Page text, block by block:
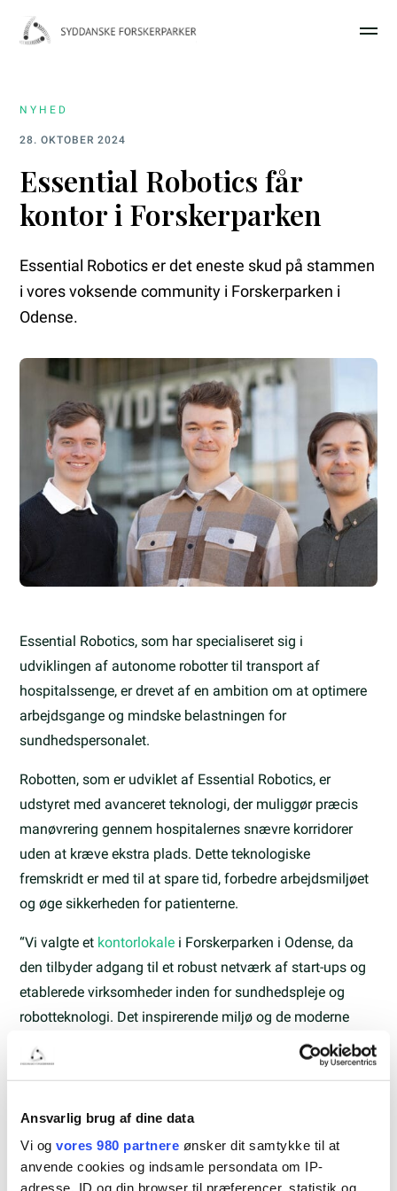
Ansvarlig brug af dine data
Vi og vores 980 partnere ønsker dit samtykke til at
anvende cookies og indsamle persondata om IP-
adresse, ID og din browser til præferencer, statistik og
NYHED
28. OKTOBER 2024
Essential Robotics får
kontor i Forskerparken
Essential Robotics er det eneste skud på stammen
i vores voksende community i Forskerparken i
Odense.
Essential Robotics, som har specialiseret sig i
udviklingen af autonome robotter til transport af
hospitalssenge, er drevet af en ambition om at optimere
arbejdsgange og mindske belastningen for
sundhedspersonalet.
Robotten, som er udviklet af Essential Robotics, er
udstyret med avanceret teknologi, der muliggør præcis
manøvrering gennem hospitalernes snævre korridorer
uden at kræve ekstra plads. Dette teknologiske
fremskridt er med til at spare tid, forbedre arbejdsmiljøet
og øge sikkerheden for patienterne.
“Vi valgte et kontorlokale i Forskerparken i Odense, da
den tilbyder adgang til et robust netværk af start-ups og
etablerede virksomheder inden for sundhedspleje og
robotteknologi. Det inspirerende miljø og de moderne
faciliteter giver os de optimale betingelser for at skalere
vores drift og fortsætte udviklingen af banebrydende
Syddanske Forskerparker ser frem til det kommende
samarbejde med Essential Robotics og byder dem
velkommen i fællesskabet, hvor de sammen med andre